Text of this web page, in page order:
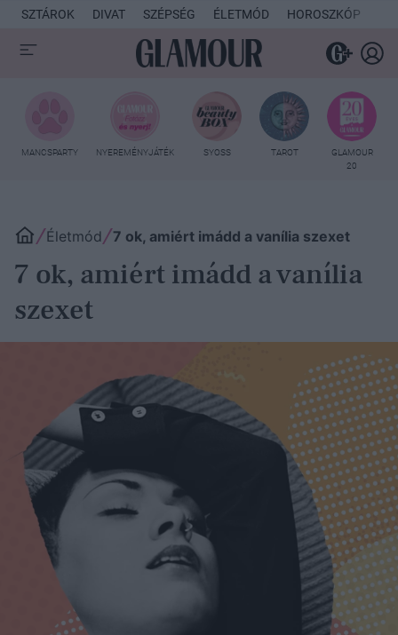
SZTÁROK DIVAT SZÉPSÉG ÉLETMÓD HOROSZKÓP
MANCSPARTY NYEREMÉNYJÁTÉK SYOSS TAROT
GLAMOUR
20
Életmód 7 ok, amiért imádd a vanília szexet
7 ok, amiért imádd a vanília
szexet